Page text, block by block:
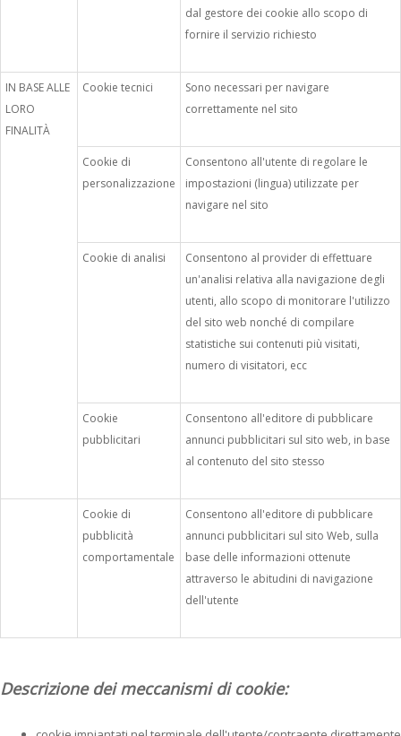
dal gestore dei cookie allo scopo di
fornire il servizio richiesto
IN BASE ALLE
LORO
FINALITÀ
Cookie tecnici
Sono necessari per navigare
correttamente nel sito
Cookie di
personalizzazione
Consentono all'utente di regolare le
impostazioni (lingua) utilizzate per
navigare nel sito
Cookie di analisi
Consentono al provider di effettuare
un'analisi relativa alla navigazione degli
utenti, allo scopo di monitorare l'utilizzo
del sito web nonché di compilare
statistiche sui contenuti più visitati,
numero di visitatori, ecc
Cookie
pubblicitari
Consentono all'editore di pubblicare
annunci pubblicitari sul sito web, in base
al contenuto del sito stesso
Cookie di
pubblicità
comportamentale
Consentono all'editore di pubblicare
annunci pubblicitari sul sito Web, sulla
base delle informazioni ottenute
attraverso le abitudini di navigazione
dell'utente
Descrizione dei meccanismi di cookie: